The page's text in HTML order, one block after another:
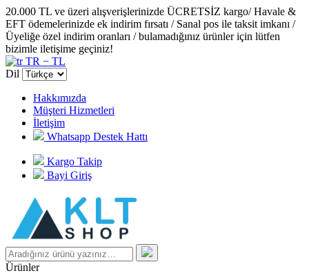
20.000 TL ve üzeri alışverişlerinizde ÜCRETSİZ kargo/ Havale &
EFT ödemelerinizde ek indirim fırsatı / Sanal pos ile taksit imkanı /
Üyeliğe özel indirim oranları / bulamadığınız ürünler için lütfen
bizimle iletişime geçiniz!
TR − TL
Dil
Hakkımızda
Müşteri Hizmetleri
İletişim
Whatsapp Destek Hattı
Kargo Takip
Bayi Giriş
Ürünler